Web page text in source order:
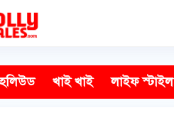
খাই খাই লাইফ স্টাইল